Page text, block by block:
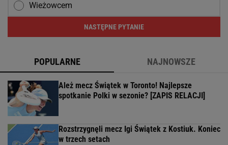
Wieżowcem
NASTĘPNE PYTANIE
POPULARNE NAJNOWSZE
Ależ mecz Świątek w Toronto! Najlepsze
spotkanie Polki w sezonie? [ZAPIS RELACJI]
Rozstrzygnęli mecz Igi Świątek z Kostiuk. Koniec
w trzech setach